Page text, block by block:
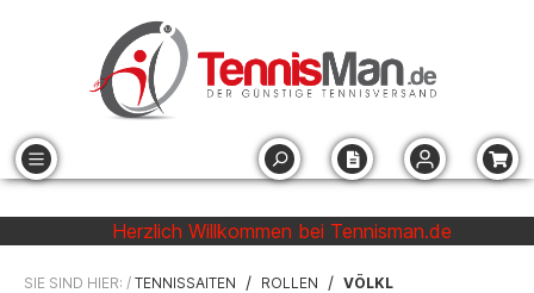
Herzlich Willkommen bei Tennisman.de
SIE SIND HIER: / TENNISSAITEN / ROLLEN / VÖLKL